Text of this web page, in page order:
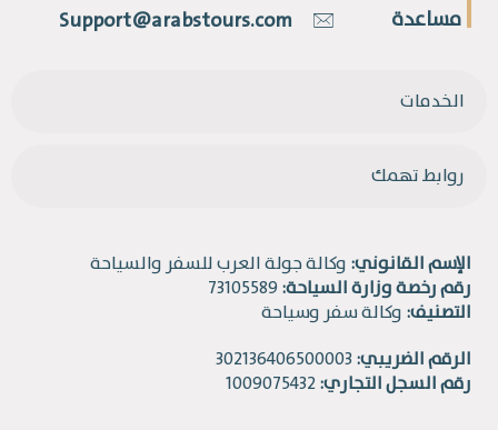
مساعدة
Support@arabstours.com
الخدمات
روابط تهمك
الإسم القانوني: وكالة جولة العرب للسفر والسياحة
رقم رخصة وزارة السياحة:
التصنيف: وكالة سفر وسياحة
الرقم الضريبي:
رقم السجل التجاري: